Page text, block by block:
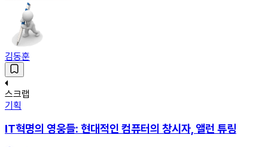
김동훈
스크랩
기획
IT혁명의 영웅들: 현대적인 컴퓨터의 창시자, 앨런 튜링